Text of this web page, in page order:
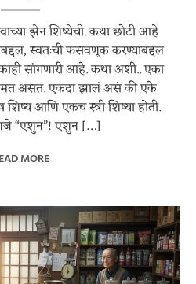
झेन शिष्येची. कथा छोटी आहे
स्वतःची फसवणूक करण्याबद्दल
सांगणारी आहे. कथा अशी.. एका
असत. एकदा झालं असं की एके
आणि एकच स्त्री शिष्या होती.
“एशुन”! एशुन […]
MORE